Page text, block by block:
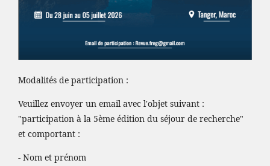
Modalités de participation :
Veuillez envoyer un email avec l'objet suivant :
"participation à la 5ème édition du séjour de recherche"
et comportant :
- Nom et prénom